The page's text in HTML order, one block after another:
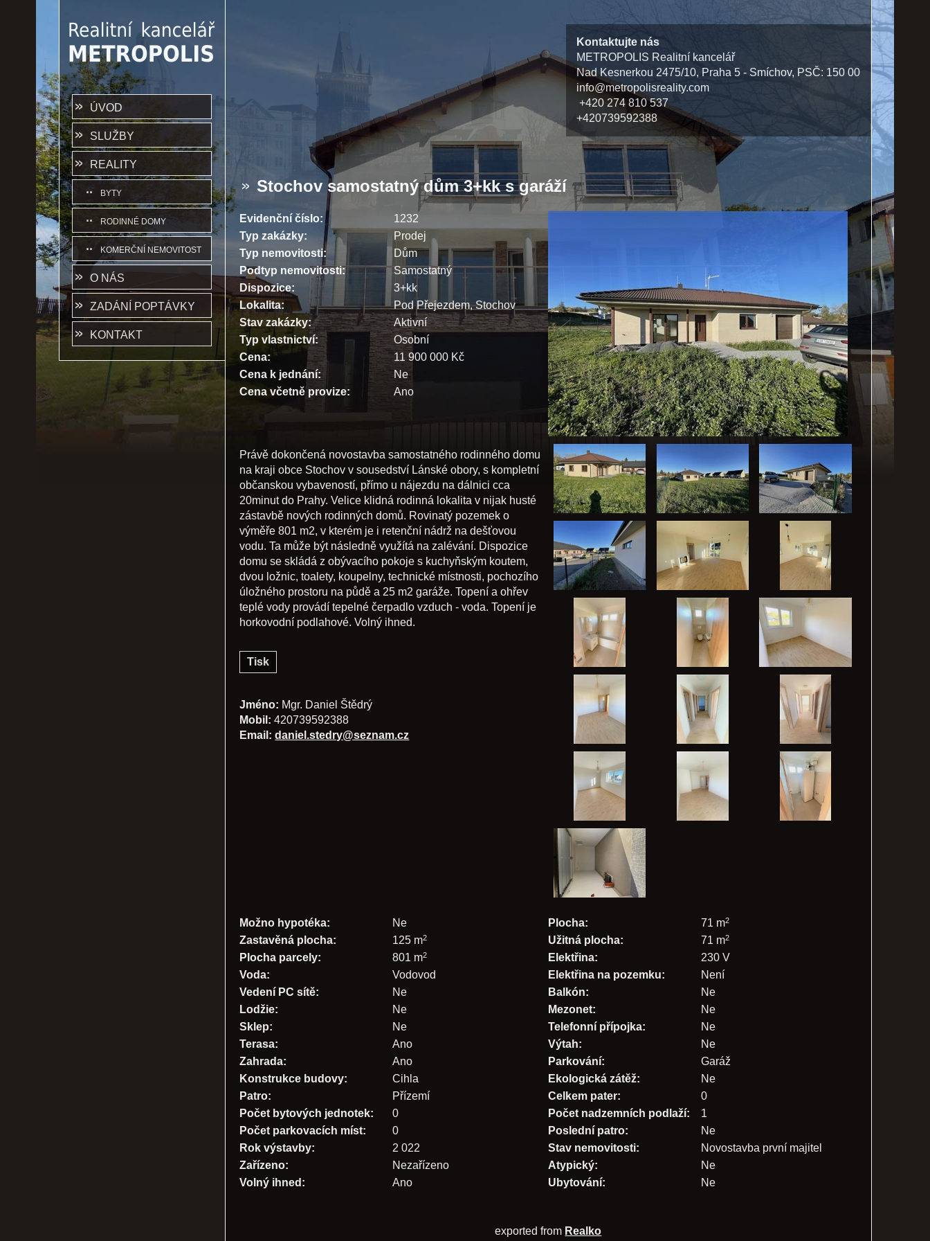
ÚVOD
SLUŽBY
REALITY
BYTY
RODINNÉ DOMY
KOMERČNÍ NEMOVITOST
O NÁS
ZADÁNÍ POPTÁVKY
KONTAKT
Kontaktujte nás
METROPOLIS Realitní kancelář
Nad Kesnerkou 2475/10, Praha 5 - Smíchov, PSČ: 150 00
info@metropolisreality.com
+420 274 810 537
+420739592388
Stochov samostatný dům 3+kk s garáží
Evidenční číslo:
1232
Typ zakázky:
Prodej
Typ nemovitosti:
Dům
Podtyp nemovitosti:
Samostatný
Dispozice:
3+kk
Lokalita:
Pod Přejezdem, Stochov
Stav zakázky:
Aktivní
Typ vlastnictví:
Osobní
Cena:
11 900 000 Kč
Cena k jednání:
Ne
Cena včetně provize:
Ano
Právě dokončená novostavba samostatného rodinného domu
na kraji obce Stochov v sousedství Lánské obory, s kompletní
občanskou vybaveností, přímo u nájezdu na dálnici cca
20minut do Prahy. Velice klidná rodinná lokalita v nijak husté
zástavbě nových rodinných domů. Rovinatý pozemek o
výměře 801 m2, v kterém je i retenční nádrž na dešťovou
vodu. Ta může být následně využítá na zalévání. Dispozice
domu se skládá z obývacího pokoje s kuchyňským koutem,
dvou ložnic, toalety, koupelny, technické místnosti, pochozího
úložného prostoru na půdě a 25 m2 garáže. Topení a ohřev
teplé vody provádí tepelné čerpadlo vzduch - voda. Topení je
horkovodní podlahové. Volný ihned.
Tisk
Jméno: Mgr. Daniel Štědrý
Mobil:420739592388
Email:daniel.stedry@seznam.cz
Možno hypotéka: Ne Plocha: 71 m2
Zastavěná plocha: 125 m2 Užitná plocha: 71 m2
Plocha parcely: 801 m2 Elektřina:
230 V
Voda:
Vodovod Elektřina na pozemku:
Není
Vedení PC sítě:
Ne Balkón:
Ne
Lodžie:
Ne Mezonet:
Ne
Sklep:
Ne Telefonní přípojka:
Ne
Terasa:
Ano Výtah:
Ne
Zahrada:
Ano Parkování:
Garáž
Konstrukce budovy:
Cihla Ekologická zátěž:
Ne
Patro:
Přízemí Celkem pater:
0
Počet bytových jednotek:
0 Počet nadzemních podlaží:
1
Počet parkovacích míst:
0 Poslední patro:
Ne
Rok výstavby:
2 022 Stav nemovitosti:
Novostavba první majitel
Zařízeno:
Nezařízeno Atypický:
Ne
Volný ihned:
Ano Ubytování: Ne
exported from Realko